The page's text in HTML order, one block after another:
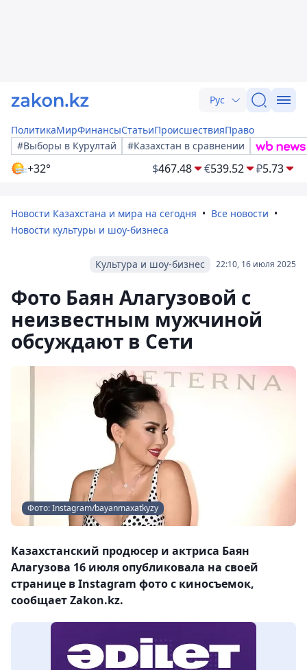
Рус
ПолитикаМирФинансыСтатьиПроисшествияПраво
#Выборы в Курултай
#Казахстан в сравнении
+32° $467.48 €539.52 ₽5.73
Новости Казахстана и мира на сегодня
Все новости
Новости культуры и шоу-бизнеса
22:10, 16 июля 2025
Культура и шоу-бизнес
Фото Баян Алагузовой с
неизвестным мужчиной
обсуждают в Сети
Фото: Instagram/bayanmaxatkyzy
Казахстанский продюсер и актриса Баян
Алагузова 16 июля опубликовала на своей
странице в Instagram фото с киносъемок,
сообщает Zakon.kz.